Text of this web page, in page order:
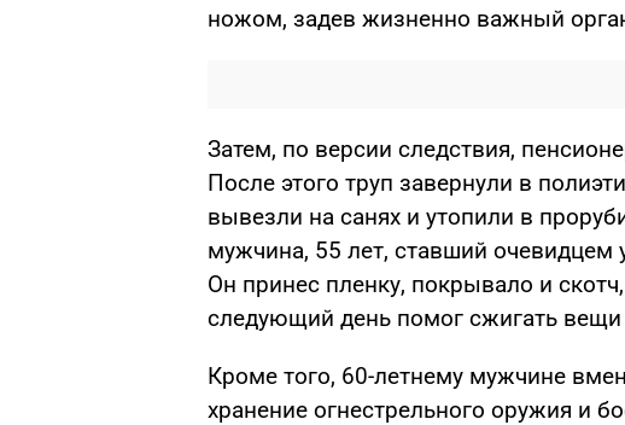
ножом, задев жизненно важный
Затем, по версии следствия,
После этого труп завернули в
вывезли на санях и утопили в
мужчина, 55 лет, ставший очевидцем
Он принес пленку, покрывало и
следующий день помог сжигать вещи
Кроме того, 60-летнему мужчине
хранение огнестрельного оружия и